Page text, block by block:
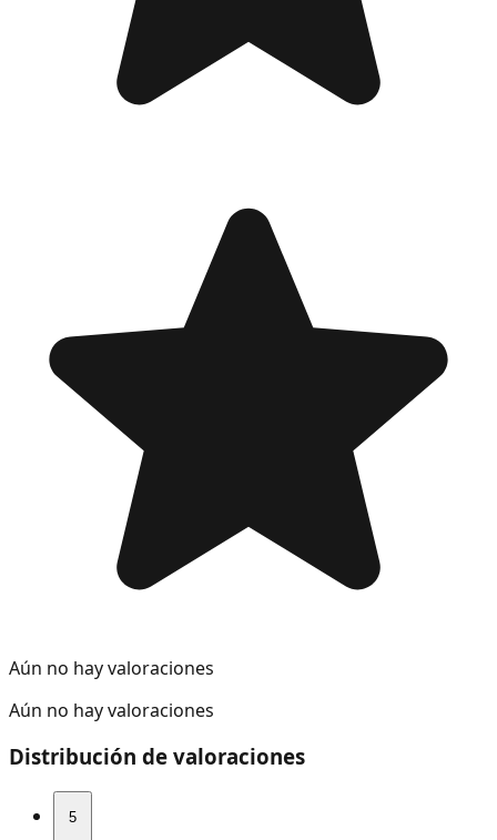
Aún no hay valoraciones
Aún no hay valoraciones
Distribución de valoraciones
5